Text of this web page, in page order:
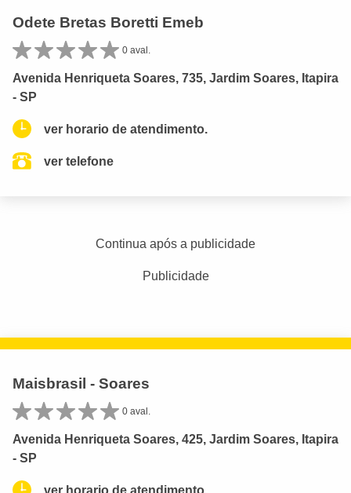
Odete Bretas Boretti Emeb
0 aval.
Avenida Henriqueta Soares, 735, Jardim Soares, Itapira
- SP
ver horario de atendimento.
ver telefone
Continua após a publicidade
Publicidade
Maisbrasil - Soares
0 aval.
Avenida Henriqueta Soares, 425, Jardim Soares, Itapira
- SP
ver horario de atendimento.